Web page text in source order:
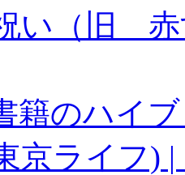
い（旧 赤
籍のハイ
京ライフ)